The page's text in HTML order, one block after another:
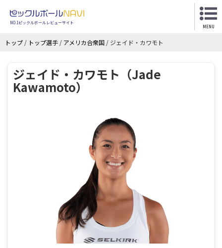
NO.1ピックルボールレビューサイト
MENU
トップ / トップ選手 / アメリカ合衆国 / ジェイド・カワモト
ジェイド・カワモト（Jade
Kawamoto）